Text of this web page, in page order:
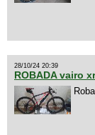
28/10/24 20:39
ROBADA vairo